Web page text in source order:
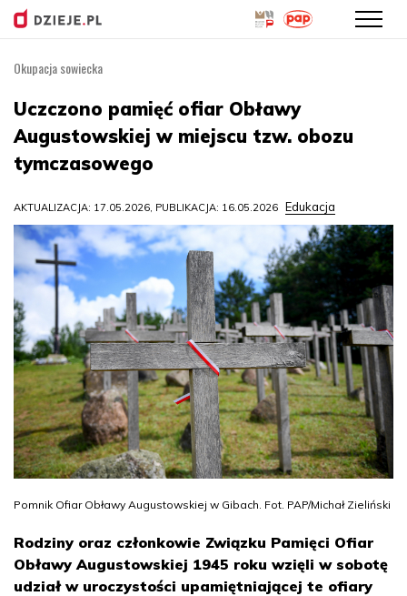
treści
Okupacja sowiecka
Uczczono pamięć ofiar Obławy
Augustowskiej w miejscu tzw. obozu
tymczasowego
AKTUALIZACJA: 17.05.2026, PUBLIKACJA: 16.05.2026 Edukacja
Pomnik Ofiar Obławy Augustowskiej w Gibach. Fot. PAP/Michał Zieliński
Rodziny oraz członkowie Związku Pamięci Ofiar
Obławy Augustowskiej 1945 roku wzięli w sobotę
udział w uroczystości upamiętniającej te ofiary